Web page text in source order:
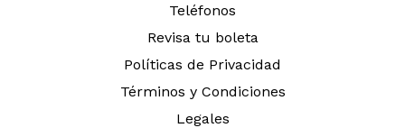
Teléfonos
Revisa tu boleta
Políticas de Privacidad
Términos y Condiciones
Legales